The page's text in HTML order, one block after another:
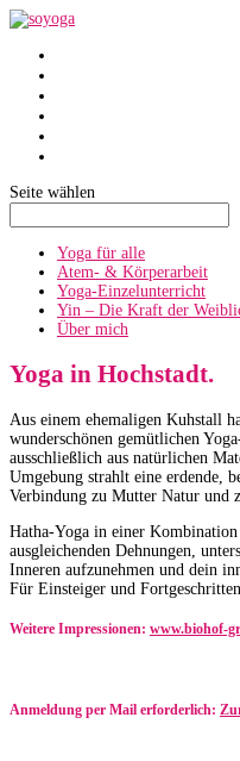
Seite wählen
Yoga für alle
Atem- & Körperarbeit
Yoga-Einzelunterricht
Yin – Die Kraft der
Über mich
Yoga in Hochstadt.
Aus einem ehemaligen Kuhstall
wunderschönen gemütlichen
ausschließlich aus natürlichen
Umgebung strahlt eine erdende,
Verbindung zu Mutter Natur und
Hatha-Yoga in einer
ausgleichenden Dehnungen,
Inneren aufzunehmen und dein
Für Einsteiger und
Weitere Impressionen: www.biohof-
Anmeldung per Mail erforderlich: